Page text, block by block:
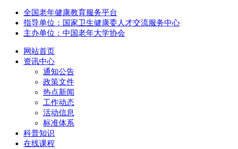
全国老年健康教育服务平台
指导单位：国家卫生健康委人才交流服务中心
主办单位：中国老年大学协会
网站首页
资讯中心
通知公告
政策文件
热点新闻
工作动态
活动信息
标准体系
科普知识
在线课程